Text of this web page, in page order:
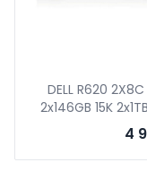
DELL R620
2x146GB 15K
4